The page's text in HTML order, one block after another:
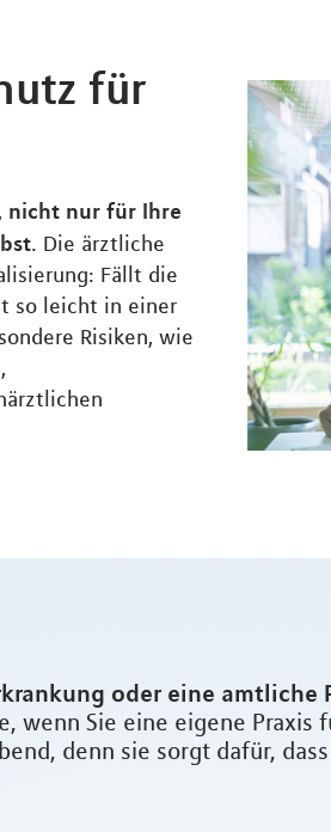
für
nicht nur für Ihre
. Die ärztliche
Fällt die
so leicht in einer
Risiken, wie
oder eine
wenn Sie eine eigene
denn sie sorgt dafür, dass